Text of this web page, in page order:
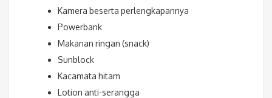
Kamera beserta perlengkapannya
Powerbank
Makanan ringan (snack)
Sunblock
Kacamata hitam
Lotion anti-serangga